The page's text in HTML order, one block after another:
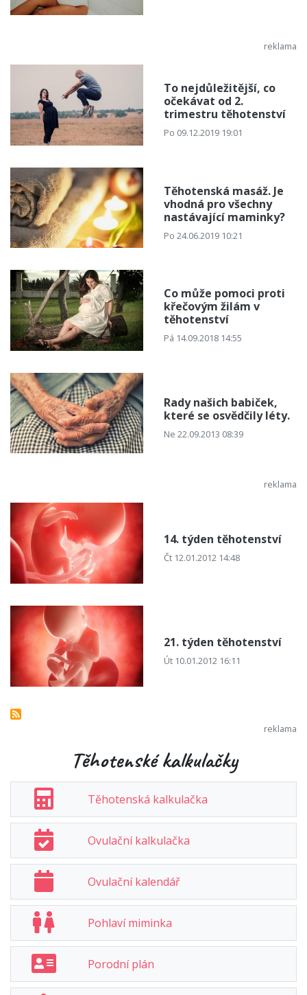
To nejdůležitější, co
očekávat od 2.
trimestru těhotenství
Po 09.12.2019 19:01
Těhotenská masáž. Je
vhodná pro všechny
nastávající maminky?
Po 24.06.2019 10:21
Co může pomoci proti
křečovým žilám v
těhotenství
Pá 14.09.2018 14:55
Rady našich babiček,
které se osvědčily léty.
Ne 22.09.2013 08:39
14. týden těhotenství
Čt 12.01.2012 14:48
21. týden těhotenství
Út 10.01.2012 16:11
Těhotenské kalkulačky
Těhotenská kalkulačka
Ovulační kalkulačka
Ovulační kalendář
Pohlaví miminka
Porodní plán